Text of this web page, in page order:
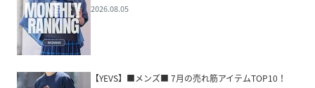
2026.08.05
【YEVS】■メンズ■ 7月の売れ筋アイテムTOP10！